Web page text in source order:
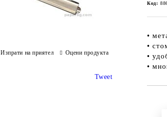
Код:
•
•
•
•
Изпрати на приятел Оцени продукта
Tweet